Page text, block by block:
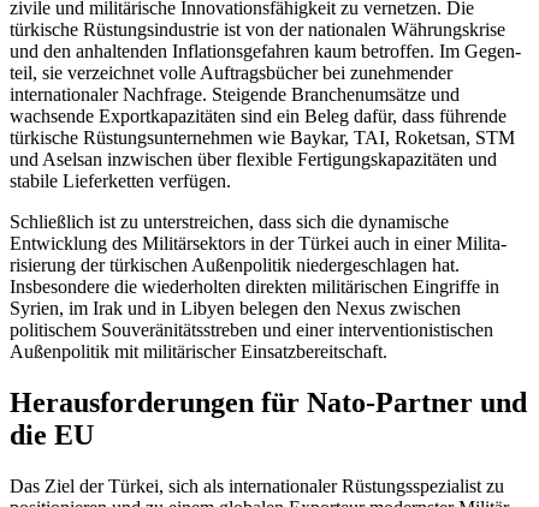
zivile und militärische Innova­tionsfähigkeit zu vernetzen. Die
türkische Rüs­tungsindustrie ist von der nationalen Wäh­rungskrise
und den anhaltenden In­flationsgefahren kaum betroffen. Im Gegen­
teil, sie verzeichnet volle Auftragsbücher bei zunehmender
internationaler Nach­frage. Steigende Branchenumsätze und
wachsende Export­kapazitäten sind ein Beleg dafür, dass führende
türkische Rüs­tungs­unternehmen wie Baykar, TAI, Roketsan, STM
und Asel­san inzwischen über flexible Fertigungs­kapazitäten und
stabile Liefer­ketten verfügen.
Schließlich ist zu unterstreichen, dass sich die dynamische
Entwicklung des Mili­tärsektors in der Türkei auch in einer Mili­ta­
risierung der türkischen Außenpolitik nieder­geschlagen hat.
Insbesondere die wiederholten direkten militärischen Ein­griffe in
Syrien, im Irak und in Libyen belegen den Nexus zwischen
politischem Souveränitätsstreben und einer interventio­nistischen
Außenpolitik mit militärischer Einsatzbereitschaft.
Herausforderungen für Nato‑Partner und
die EU
Das Ziel der Türkei, sich als internationaler Rüstungsspezialist zu